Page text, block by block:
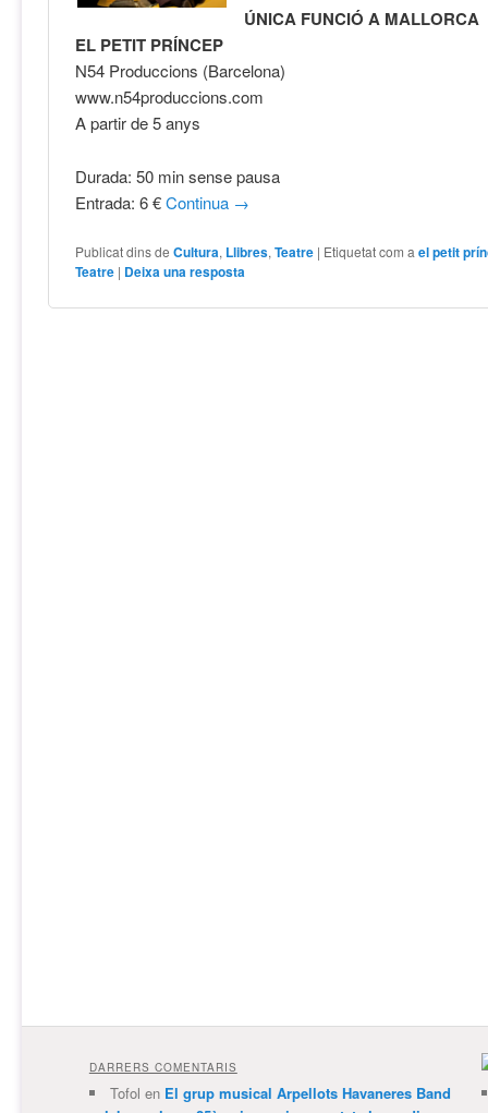
ÚNICA FUNCIÓ A MALLORCA
EL PETIT PRÍNCEP
N54 Produccions (Barcelona)
www.n54produccions.com
A partir de 5 anys
Durada: 50 min sense pausa
Entrada: 6 €Continua →
Publicat dins de Cultura, Llibres,Teatre | Etiquetat com a el petit
Teatre | Deixa una resposta
DARRERS COMENTARIS
Tofol en El grup musical Arpellots Havaneres Band